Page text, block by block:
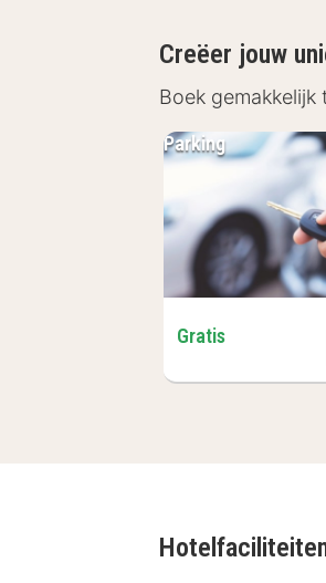
en winkelen kun
binnenstad! In
tal van winkels
Creëer jouw
Boek gemakkelijk
Parking
Gratis